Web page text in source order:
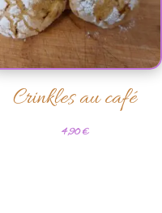
Crinkles au café
4,90€